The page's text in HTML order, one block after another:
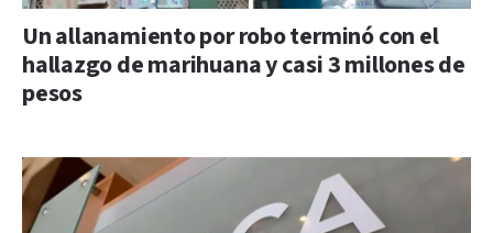
Un allanamiento por robo terminó con el
hallazgo de marihuana y casi 3 millones de
pesos